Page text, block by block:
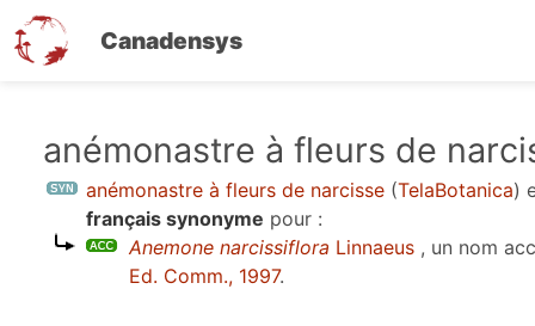
Canadensys
contenu
anémonastre à fleurs de
anémonastre à fleurs de narcisse (TelaBotanica)
français synonyme pour :
Anemone narcissiflora Linnaeus , un nom
Ed. Comm., 1997.